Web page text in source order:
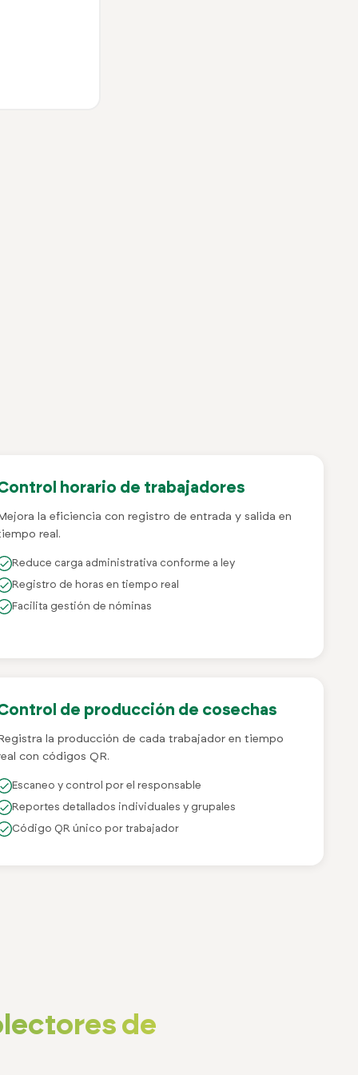
horario de trabajadores
la eficiencia con registro de entrada y salida en
real.
Reduce carga administrativa conforme a ley
Registro de horas en tiempo real
Facilita gestión de nóminas
de producción de cosechas
la producción de cada trabajador en tiempo
con códigos QR.
Escaneo y control por el responsable
Reportes detallados individuales y grupales
Código QR único por trabajador
de